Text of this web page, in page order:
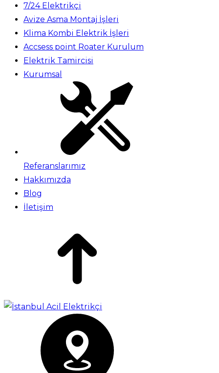
7/24 Elektrikçi
Avize Asma Montaj İşleri
Klima Kombi Elektrik İşleri
Accsess point Roater Kurulum
Elektrik Tamircisi
Kurumsal
Referanslarımız
Hakkımızda
Blog
İletişim